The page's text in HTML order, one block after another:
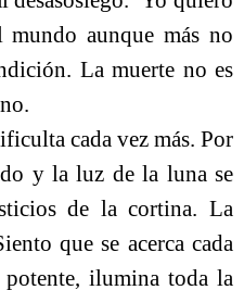
aunque más no
La muerte no es
cada vez más. Por
y la luz de la luna se
de la cortina. La
que se acerca cada
ilumina toda la